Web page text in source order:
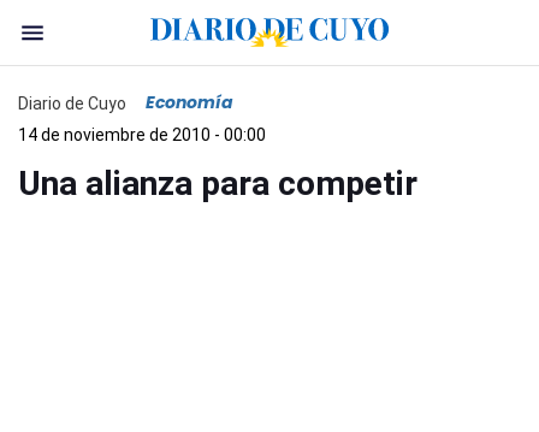
Diario de Cuyo Economía
14 de noviembre de 2010 - 00:00
Una alianza para competir